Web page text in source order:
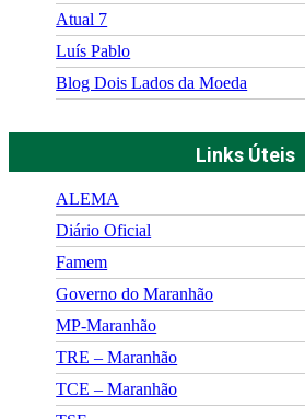
Atual 7
Luís Pablo
Blog Dois Lados da Moeda
Links Úteis
ALEMA
Diário Oficial
Famem
Governo do Maranhão
MP-Maranhão
TRE – Maranhão
TCE – Maranhão